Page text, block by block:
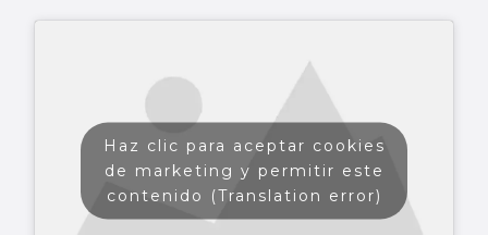
Haz clic para aceptar cookies
de marketing y permitir este
contenido (Translation error)